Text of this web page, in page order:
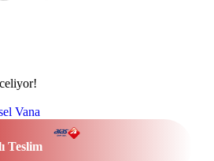
Vana
Teslim